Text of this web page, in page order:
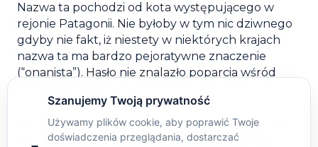
Nazwa ta pochodzi od kota występującego w
rejonie Patagonii. Nie byłoby w tym nic dziwnego
gdyby nie fakt, iż niestety w niektórych krajach
nazwa ta ma bardzo pejoratywne znaczenie
(“onanista”). Hasło nie znalazło poparcia wśród
Na rynku samochodów takie wpadki zresztą nie
są rzadkością, co można powiedzieć o modelu